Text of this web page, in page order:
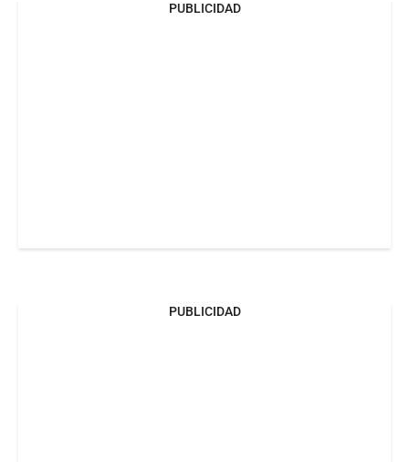
PUBLICIDAD
PUBLICIDAD